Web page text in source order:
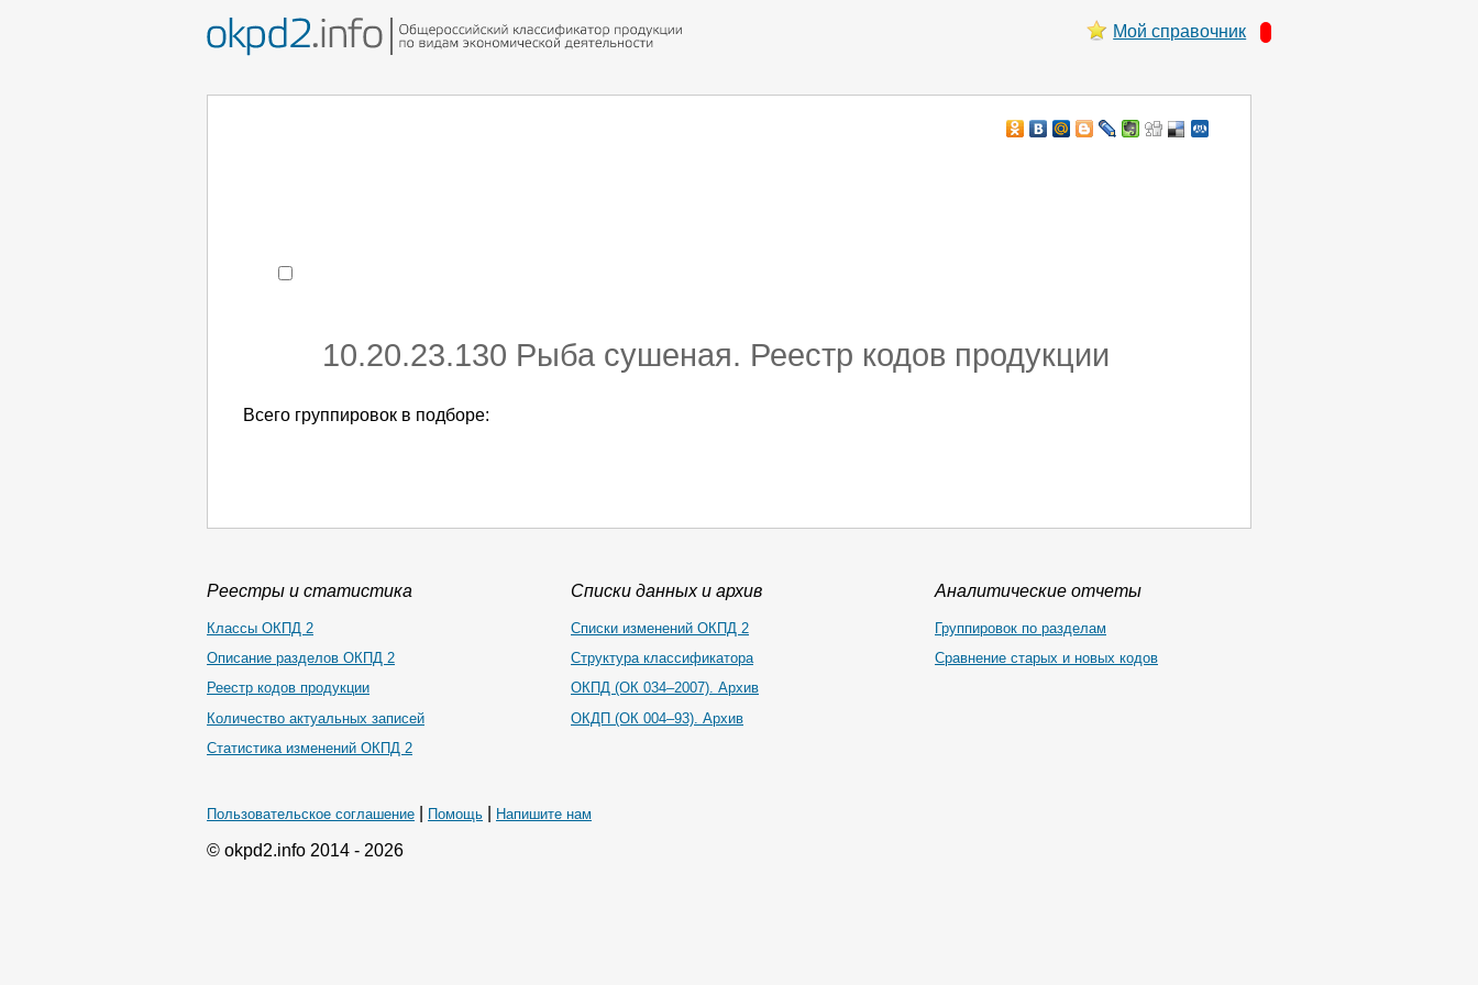
Мой справочник
10.20.23.130 Рыба сушеная. Реестр кодов продукции
Всего группировок в подборе:
Реестры и статистика
Классы ОКПД 2
Описание разделов ОКПД 2
Реестр кодов продукции
Количество актуальных записей
Статистика изменений ОКПД 2
Списки данных и архив
Списки изменений ОКПД 2
Структура классификатора
ОКПД (ОК 034–2007). Архив
ОКДП (ОК 004–93). Архив
Аналитические отчеты
Группировок по разделам
Сравнение старых и новых кодов
Пользовательское соглашение Помощь Напишите нам
© okpd2.info 2014 - 2026